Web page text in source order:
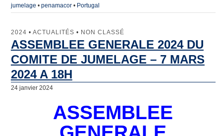
jumelage • penamacor• Portugal
2024 • ACTUALITÉS • NON CLASSÉ
ASSEMBLEE GENERALE 2024 DU
COMITE DE JUMELAGE – 7 MARS
2024 A 18H
24 janvier 2024
ASSEMBLEE